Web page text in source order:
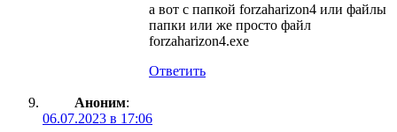
а вот с папкой forzaharizon4 или файлы
папки или же просто файл
forzaharizon4.exe
Ответить
Аноним:
06.07.2023 в 17:06